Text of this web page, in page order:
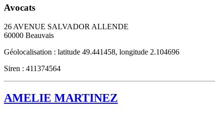
Avocats
26 AVENUE SALVADOR ALLENDE
60000 Beauvais
Géolocalisation : latitude 49.441458, longitude 2.104696
Siren : 411374564
AMELIE MARTINEZ